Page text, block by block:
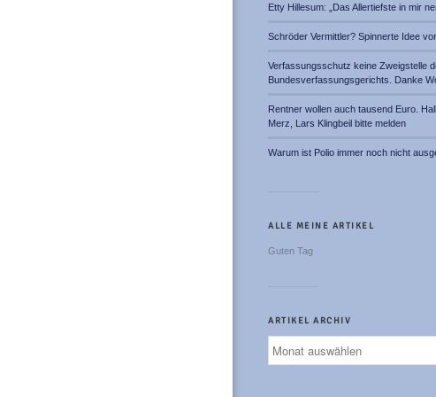
Etty Hillesum: „Das Allertiefste in mir
Schröder Vermittler? Spinnerte Idee
Verfassungsschutz keine Zweigstelle
Bundesverfassungsgerichts. Danke
Rentner wollen auch tausend Euro.
Merz, Lars Klingbeil bitte melden
Warum ist Polio immer noch nicht
ALLE MEINE ARTIKEL
Guten Tag
ARTIKEL ARCHIV
Artikel
Archiv